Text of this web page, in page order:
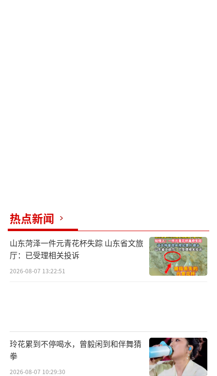
热点新闻
山东菏泽一件元青花杯失踪 山东省文旅
厅：已受理相关投诉
2026-08-07 13:22:51
玲花累到不停喝水，曾毅闲到和伴舞猜
拳
2026-08-07 10:29:30